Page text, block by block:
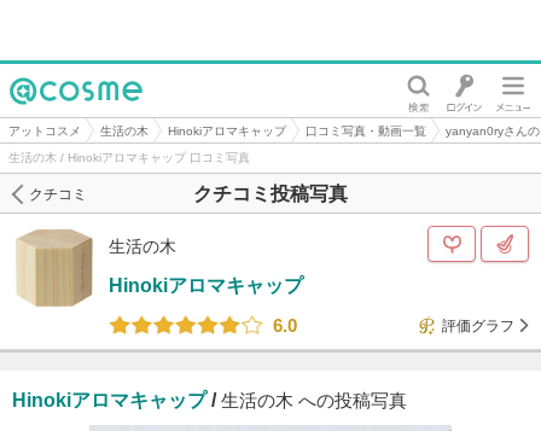
@cosme
アットコスメ 生活の木 Hinokiアロマキャップ 口コミ写真・動画一覧
yanyan0ryさん
生活の木 / Hinokiアロマキャップ 口コミ写真
クチコミ投稿写真
クチコミ
生活の木
Hinokiアロマキャップ
6.0
評価グラフ
Hinokiアロマキャップ/生活の木 への投稿写真